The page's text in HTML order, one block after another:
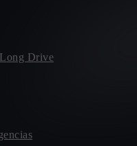
Drive